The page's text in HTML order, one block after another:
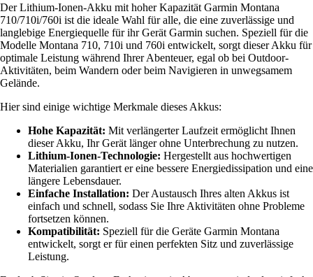
Der Lithium-Ionen-Akku mit hoher Kapazität Garmin Montana
710/710i/760i ist die ideale Wahl für alle, die eine zuverlässige und
langlebige Energiequelle für ihr Gerät Garmin suchen. Speziell für die
Modelle Montana 710, 710i und 760i entwickelt, sorgt dieser Akku für
optimale Leistung während Ihrer Abenteuer, egal ob bei Outdoor-
Aktivitäten, beim Wandern oder beim Navigieren in unwegsamem
Gelände.
Hier sind einige wichtige Merkmale dieses Akkus:
Hohe Kapazität: Mit verlängerter Laufzeit ermöglicht Ihnen
dieser Akku, Ihr Gerät länger ohne Unterbrechung zu nutzen.
Lithium-Ionen-Technologie: Hergestellt aus hochwertigen
Materialien garantiert er eine bessere Energiedissipation und eine
längere Lebensdauer.
Einfache Installation: Der Austausch Ihres alten Akkus ist
einfach und schnell, sodass Sie Ihre Aktivitäten ohne Probleme
fortsetzen können.
Kompatibilität: Speziell für die Geräte Garmin Montana
entwickelt, sorgt er für einen perfekten Sitz und zuverlässige
Leistung.